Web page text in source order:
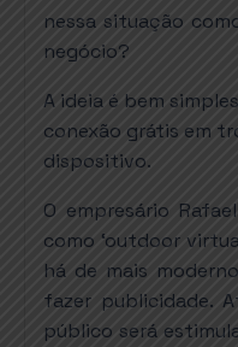
nessa situação
negócio?
A ideia é bem
conexão grátis em
dispositivo.
O empresário
como ‘outdoor
há de mais
fazer publicidade.
público será